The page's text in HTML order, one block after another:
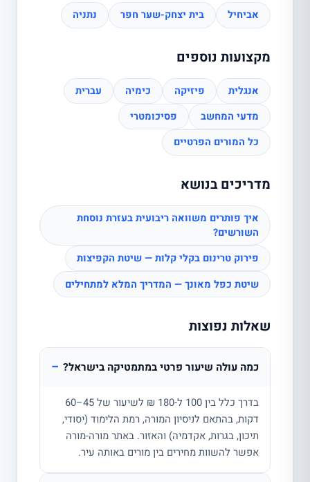
אביחיל בית יצחק-שער חפר נתניה
מקצועות נוספים
אנגלית פיזיקה כימיה
עברית
מדעי המחשב
פסיכומטרי
כל המורים הפרטיים
מדריכים בנושא
איך פותרים משוואה ריבועית בעזרת נוסחת
השורשים?
פירוק טרינום בקלי קלות — שיטת הקפיצות
שיטת כפל מאונך — המדריך המלא למתחילים
שאלות נפוצות
כמה עולה שיעור פרטי במתמטיקה בישראל? −
בדרך כלל בין 100 ל-180 ₪ לשיעור של 45–60
דקות, בהתאם לניסיון המורה, רמת הלימוד (יסודי,
תיכון, בגרות, אקדמיה) והאזור. באתר מורה-מורה
אפשר להשוות מחירים בין מורים באותה עיר.